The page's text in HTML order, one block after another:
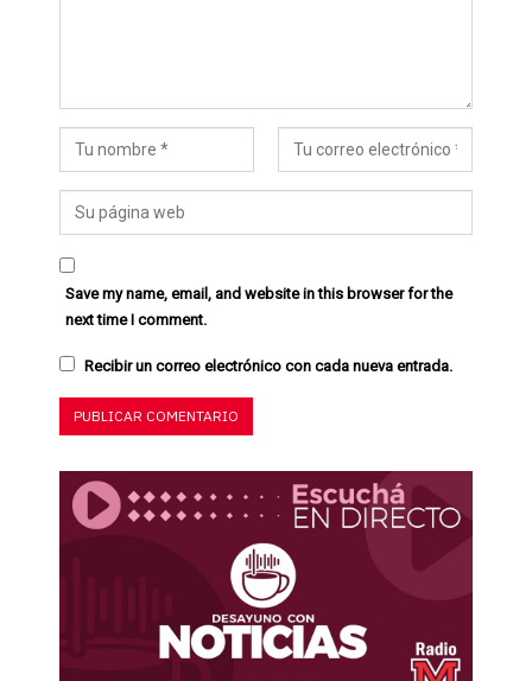
Save my name, email, and website in this browser for the
next time I comment.
Recibir un correo electrónico con cada nueva entrada.